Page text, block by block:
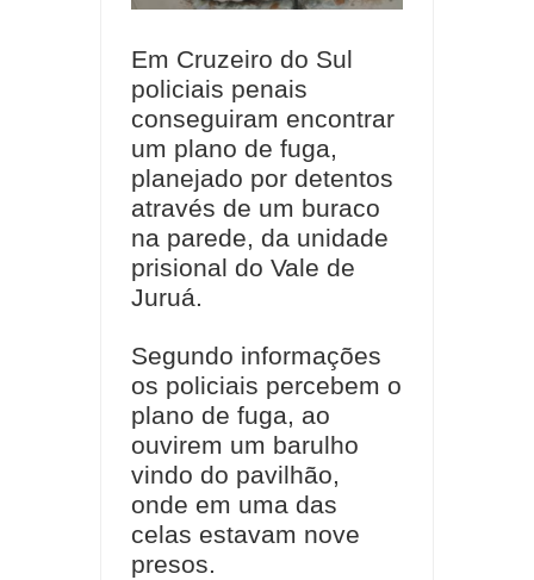
Em Cruzeiro do Sul
policiais penais
conseguiram encontrar
um plano de fuga,
planejado por detentos
através de um buraco
na parede, da unidade
prisional do Vale de
Juruá.
Segundo informações
os policiais percebem o
plano de fuga, ao
ouvirem um barulho
vindo do pavilhão,
onde em uma das
celas estavam nove
presos.